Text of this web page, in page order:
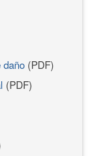
(PDF)
(PDF)